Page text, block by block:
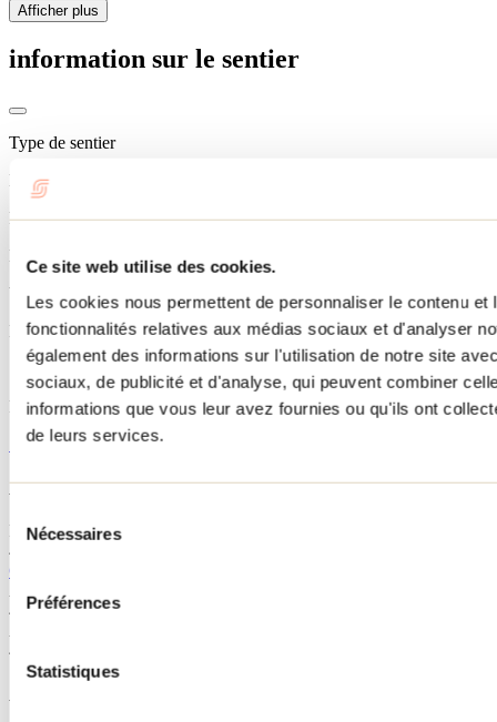
Ce site web utilise des cookies.
Les cookies nous permettent de personnaliser le contenu
fonctionnalités relatives aux médias sociaux et d'analyser
également des informations sur l'utilisation de notre site
sociaux, de publicité et d'analyse, qui peuvent combiner
informations que vous leur avez fournies ou qu'ils ont
de leurs services.
du Nécessaires
Préférences
Statistiques
Afficher plus
information sur le sentier
Type de sentier
Linéaire
Période d'ouverture
En tout temps (accès gratuit)
Vigilance en période de chasse
Non
Services
Refuge
Site internet
Accès au sentier
Route 125 Nord, Saint-Donat
46.252066, -74.127905
Google Maps
Accès ouest: chemin Régimbald
46.2605, -74.2484
46.2626, -74.2321